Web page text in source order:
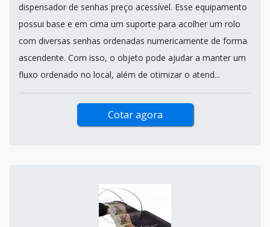
dispensador de senhas preço acessível. Esse equipamento
possui base e em cima um suporte para acolher um rolo
com diversas senhas ordenadas numericamente de forma
ascendente. Com isso, o objeto pode ajudar a manter um
fluxo ordenado no local, além de otimizar o atend...
Cotar agora